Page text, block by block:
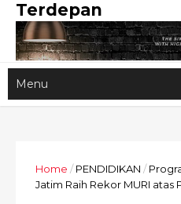
Terdepan
Home / PENDIDIKAN /
Jatim Raih Rekor MURI atas